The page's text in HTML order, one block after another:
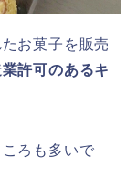
お菓子を販売
許可のあるキ
ろも多いで